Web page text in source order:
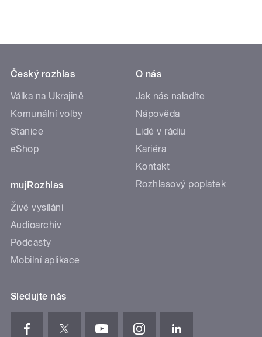
Český rozhlas
Válka na Ukrajině
Komunální volby
Stanice
eShop
mujRozhlas
Živé vysílání
Audioarchiv
Podcasty
Mobilní aplikace
O nás
Jak nás naladíte
Nápověda
Lidé v rádiu
Kariéra
Kontakt
Rozhlasový poplatek
Sledujte nás